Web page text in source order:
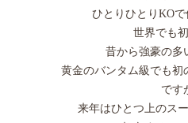
ひとりひとりKO
世界でも
昔から強豪の多
黄金のバンタム級でも初
です
来年はひとつ上のス